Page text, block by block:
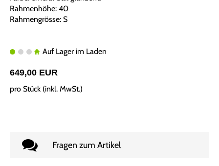
Rahmenhöhe: 40
Rahmengrösse: S
Auf Lager im Laden
649,00 EUR
pro Stück (inkl. MwSt.)
Fragen zum Artikel